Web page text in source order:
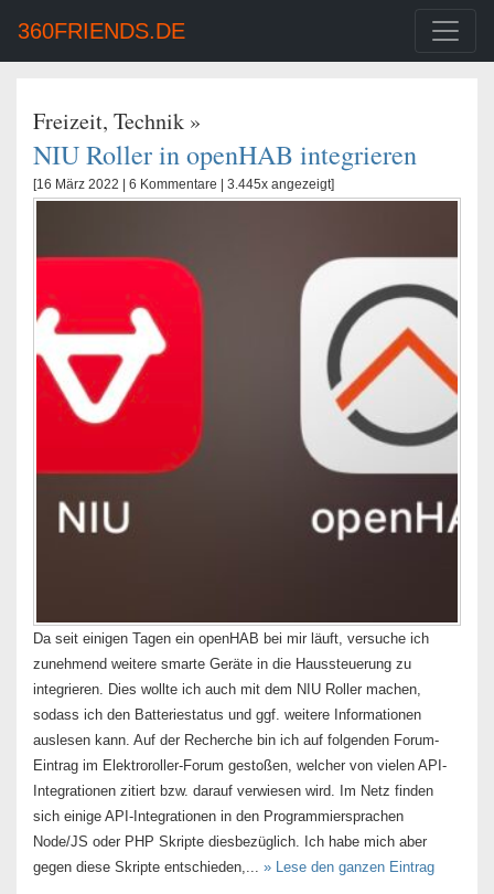
360FRIENDS.DE
Freizeit, Technik »
NIU Roller in openHAB integrieren
[16 März 2022 | 6 Kommentare | 3.445x angezeigt]
Da seit einigen Tagen ein openHAB bei mir läuft, versuche ich
zunehmend weitere smarte Geräte in die Haussteuerung zu
integrieren. Dies wollte ich auch mit dem NIU Roller machen,
sodass ich den Batteriestatus und ggf. weitere Informationen
auslesen kann. Auf der Recherche bin ich auf folgenden Forum-
Eintrag im Elektroroller-Forum gestoßen, welcher von vielen API-
Integrationen zitiert bzw. darauf verwiesen wird. Im Netz finden
sich einige API-Integrationen in den Programmiersprachen
Node/JS oder PHP Skripte diesbezüglich. Ich habe mich aber
gegen diese Skripte entschieden,... » Lese den ganzen Eintrag